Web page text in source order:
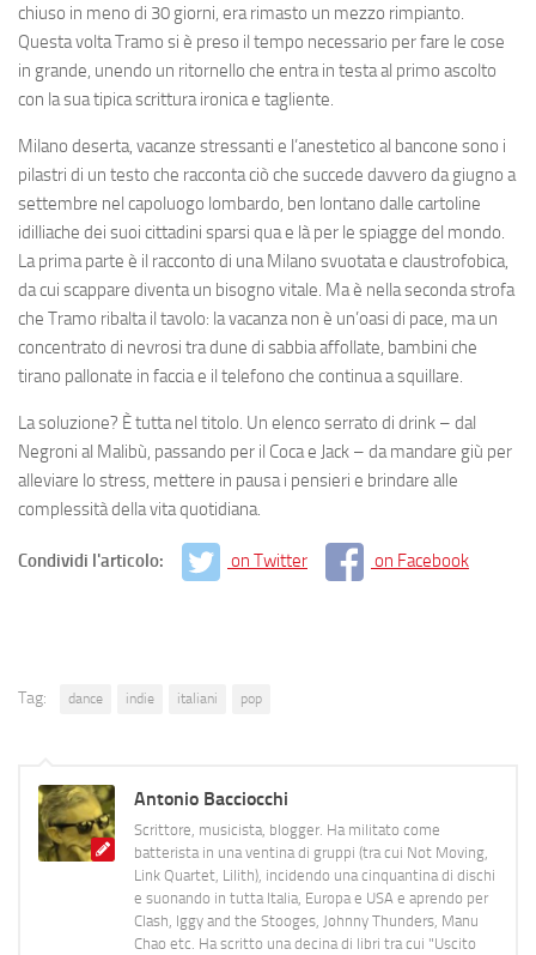
chiuso in meno di 30 giorni, era rimasto un mezzo rimpianto.
Questa volta Tramo si è preso il tempo necessario per fare le cose
in grande, unendo un ritornello che entra in testa al primo ascolto
con la sua tipica scrittura ironica e tagliente.
Milano deserta, vacanze stressanti e l’anestetico al bancone sono i
pilastri di un testo che racconta ciò che succede davvero da giugno a
settembre nel capoluogo lombardo, ben lontano dalle cartoline
idilliache dei suoi cittadini sparsi qua e là per le spiagge del mondo.
La prima parte è il racconto di una Milano svuotata e claustrofobica,
da cui scappare diventa un bisogno vitale. Ma è nella seconda strofa
che Tramo ribalta il tavolo: la vacanza non è un’oasi di pace, ma un
concentrato di nevrosi tra dune di sabbia affollate, bambini che
tirano pallonate in faccia e il telefono che continua a squillare.
La soluzione? È tutta nel titolo. Un elenco serrato di drink – dal
Negroni al Malibù, passando per il Coca e Jack – da mandare giù per
alleviare lo stress, mettere in pausa i pensieri e brindare alle
complessità della vita quotidiana.
Condividi l'articolo: on Twitter on Facebook
Tag: dance indie italiani pop
Antonio Bacciocchi
Scrittore, musicista, blogger. Ha militato come
batterista in una ventina di gruppi (tra cui Not Moving,
Link Quartet, Lilith), incidendo una cinquantina di dischi
e suonando in tutta Italia, Europa e USA e aprendo per
Clash, Iggy and the Stooges, Johnny Thunders, Manu
Chao etc. Ha scritto una decina di libri tra cui "Uscito